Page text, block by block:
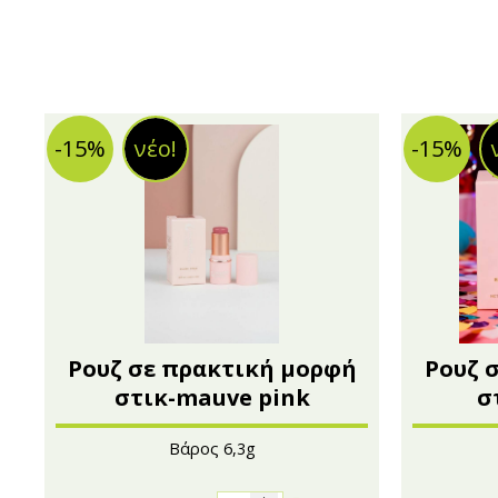
Ρουζ σε πρακτική μορφή
στικ-mauve pink
Βάρος 6,3g
-15% νέο!
Ρουζ
-15%